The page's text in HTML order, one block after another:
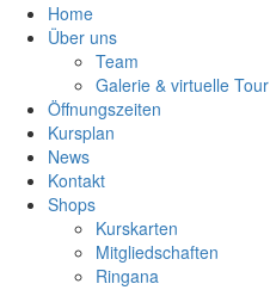
Home
Über uns
Team
Galerie & virtuelle Tour
Öffnungszeiten
Kursplan
News
Kontakt
Shops
Kurskarten
Mitgliedschaften
Ringana